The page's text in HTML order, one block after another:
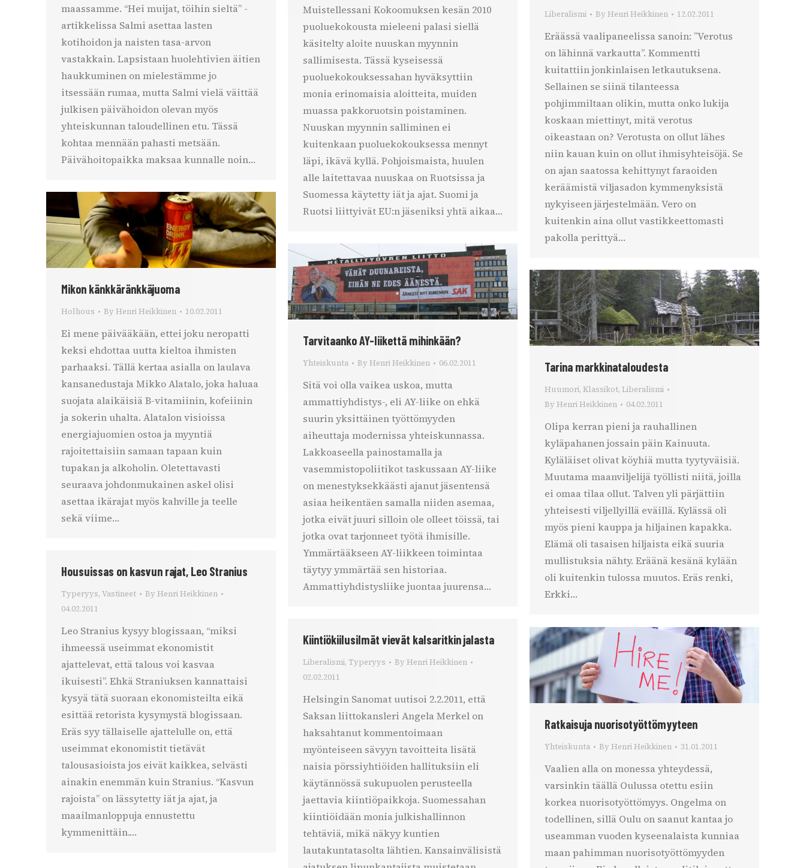
maassamme. “Hei muijat, töihin sieltä” -
artikkelissa Salmi asettaa lasten
kotihoidon ja naisten tasa-arvon
vastakkain. Lapsistaan huolehtivien äitien
haukkuminen on mielestämme jo
itsessään rumaa, mutta Salmi vielä väittää
julkisen päivähoidon olevan myös
yhteiskunnan taloudellinen etu. Tässä
kohtaa mennään pahasti metsään.
Päivähoitopaikka maksaa kunnalle noin…
Muistellessani Kokoomuksen kesän 2010
puoluekokousta mieleeni palasi siellä
käsitelty aloite nuuskan myynnin
sallimisesta. Tässä kyseisessä
puoluekokouksessahan hyväksyttiin
monia erinomaisia aloitteita, muiden
muassa pakkoruotsin poistaminen.
Nuuskan myynnin salliminen ei
kuitenkaan puoluekokouksessa mennyt
läpi, ikävä kyllä. Pohjoismaista, huulen
alle laitettavaa nuuskaa on Ruotsissa ja
Suomessa käytetty iät ja ajat. Suomi ja
Ruotsi liittyivät EU:n jäseniksi yhtä aikaa…
Liberalismi By Henri Heikkinen 12.02.2011
Eräässä vaalipaneelissa sanoin: ”Verotus
on lähinnä varkautta”. Kommentti
kuitattiin jonkinlaisen letkautuksena.
Sellainen se siinä tilanteessa
pohjimmiltaan olikin, mutta onko lukija
koskaan miettinyt, mitä verotus
oikeastaan on? Verotusta on ollut lähes
niin kauan kuin on ollut ihmisyhteisöjä. Se
on ajan saatossa kehittynyt faraoiden
keräämistä viljasadon kymmenyksistä
nykyiseen järjestelmään. Vero on
kuitenkin aina ollut vastikkeettomasti
pakolla perittyä…
Mikon känkkäränkkäjuoma
Holhous By Henri Heikkinen 10.02.2011
Ei mene päivääkään, ettei joku neropatti
keksi ehdottaa uutta kieltoa ihmisten
parhaaksi. Tällä kertaa asialla on laulava
kansanedustaja Mikko Alatalo, joka haluaa
suojata alaikäisiä B-vitamiinin, kofeiinin
ja sokerin uhalta. Alatalon visioissa
energiajuomien ostoa ja myyntiä
rajoitettaisiin samaan tapaan kuin
tupakan ja alkoholin. Oletettavasti
seuraava johdonmukainen askel olisi
asettaa ikärajat myös kahville ja teelle
sekä viime…
Tarvitaanko AY-liikettä mihinkään?
Yhteiskunta By Henri Heikkinen 06.02.2011
Sitä voi olla vaikea uskoa, mutta
ammattiyhdistys-, eli AY-liike on ehkä
suurin yksittäinen työttömyyden
aiheuttaja modernissa yhteiskunnassa.
Lakkoaseella painostamalla ja
vasemmistopoliitikot taskussaan AY-liike
on menestyksekkäästi ajanut jäsentensä
asiaa heikentäen samalla niiden asemaa,
jotka eivät juuri silloin ole olleet töissä, tai
jotka ovat tarjonneet työtä ihmisille.
Ymmärtääkseen AY-liikkeen toimintaa
täytyy ymmärtää sen historiaa.
Ammattiyhdistysliike juontaa juurensa…
Tarina markkinataloudesta
Huumori, Klassikot, Liberalismi
By Henri Heikkinen 04.02.2011
Olipa kerran pieni ja rauhallinen
kyläpahanen jossain päin Kainuuta.
Kyläläiset olivat köyhiä mutta tyytyväisiä.
Muutama maanviljelijä työllisti niitä, joilla
ei omaa tilaa ollut. Talven yli pärjättiin
yhteisesti viljellyillä eväillä. Kylässä oli
myös pieni kauppa ja hiljainen kapakka.
Elämä oli tasaisen hiljaista eikä suuria
mullistuksia nähty. Eräänä kesänä kylään
oli kuitenkin tulossa muutos. Eräs renki,
Erkki…
Housuissas on kasvun rajat, Leo Stranius
Typeryys, Vastineet By Henri Heikkinen
04.02.2011
Leo Stranius kysyy blogissaan, “miksi
ihmeessä useimmat ekonomistit
ajattelevat, että talous voi kasvaa
ikuisesti”. Ehkä Straniuksen kannattaisi
kysyä tätä suoraan ekonomisteilta eikä
esittää retorista kysymystä blogissaan.
Eräs syy tällaiselle ajattelulle on, että
useimmat ekonomistit tietävät
talousasioista jos eivät kaikkea, selvästi
ainakin enemmän kuin Stranius. “Kasvun
rajoista” on lässytetty iät ja ajat, ja
maailmanloppuja ennustettu
kymmenittäin.…
Kiintiökiilusilmät vievät kalsaritkin jalasta
Liberalismi, Typeryys By Henri Heikkinen
02.02.2011
Helsingin Sanomat uutisoi 2.2.2011, että
Saksan liittokansleri Angela Merkel on
haksahtanut kommentoimaan
myönteiseen sävyyn tavoitteita lisätä
naisia pörssiyhtiöiden hallituksiin eli
käytännössä sukupuolen perusteella
jaettavia kiintiöpaikkoja. Suomessahan
kiintiöidään monia julkishallinnon
tehtäviä, mikä näkyy kuntien
lautakuntatasolta lähtien. Kansainvälisistä
Ratkaisuja nuorisotyöttömyyteen
Yhteiskunta By Henri Heikkinen 31.01.2011
Vaalien alla on monessa yhteydessä,
varsinkin täällä Oulussa otettu esiin
korkea nuorisotyöttömyys. Ongelma on
todellinen, sillä Oulu on saanut kantaa jo
useamman vuoden kyseenalaista kunniaa
maan pahimman nuorisotyöttömyyden